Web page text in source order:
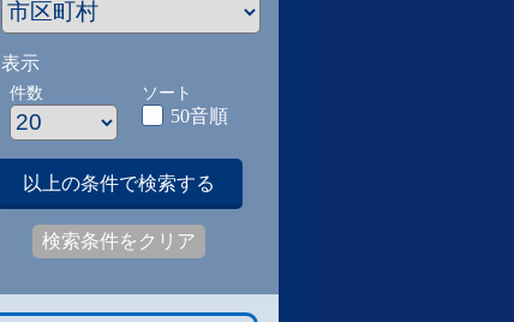
表示
件数 ソート
50音順
以上の条件で検索する
検索条件をクリア